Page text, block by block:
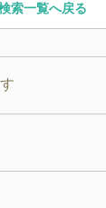
索一覧へ戻る